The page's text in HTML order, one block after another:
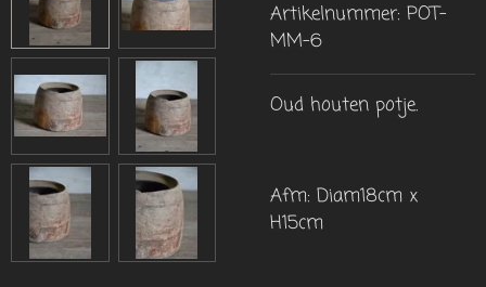
Artikelnummer: POT-
MM-6
Oud houten potje.
Afm: Diam18cm x
H15cm